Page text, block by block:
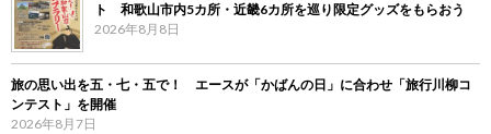
ト 和歌山市内5カ所・近畿6カ所を巡り限定グッズをもらおう
2026年8月8日
旅の思い出を五・七・五で！ エースが「かばんの日」に合わせ「旅行川柳コ
ンテスト」を開催
2026年8月7日